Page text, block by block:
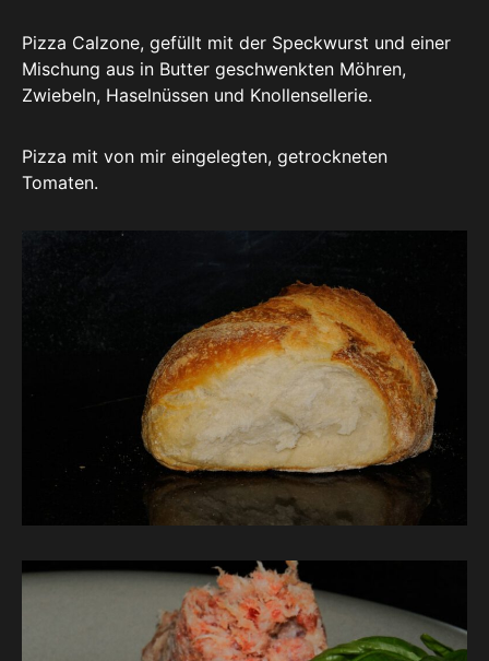
Pizza Calzone, gefüllt mit der Speckwurst und einer
Mischung aus in Butter geschwenkten Möhren,
Zwiebeln, Haselnüssen und Knollensellerie.
Pizza mit von mir eingelegten, getrockneten
Tomaten.